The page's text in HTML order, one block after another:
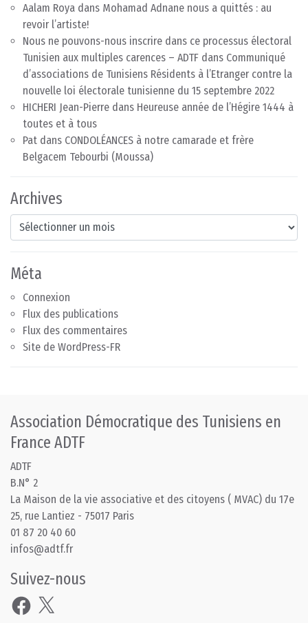
Aalam Roya dans Mohamad Adnane nous a quittés : au
revoir l’artiste!
Nous ne pouvons-nous inscrire dans ce processus électoral
Tunisien aux multiples carences – ADTF dans Communiqué
d’associations de Tunisiens Résidents à l’Etranger contre la
nouvelle loi électorale tunisienne du 15 septembre 2022
HICHERI Jean-Pierre dans Heureuse année de l’Hégire 1444 à
toutes et à tous
Pat dans CONDOLÉANCES à notre camarade et frère
Belgacem Tebourbi (Moussa)
Archives
Archives
Méta
Connexion
Flux des publications
Flux des commentaires
Site de WordPress-FR
Association Démocratique des Tunisiens en
France ADTF
ADTF
B.N° 2
La Maison de la vie associative et des citoyens ( MVAC) du 17e
25, rue Lantiez - 75017 Paris
01 87 20 40 60
infos@adtf.fr
Suivez-nous
Facebook
X